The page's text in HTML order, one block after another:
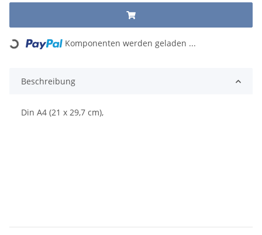
Loading... Komponenten werden geladen ...
Beschreibung
Din A4 (21 x 29,7 cm),